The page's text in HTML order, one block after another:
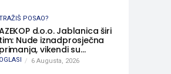
POSAO?
d.o.o. Jablanica širi
tim: Nude iznadprosječna
primanja, vikendi su
slobodni, traži se više
OGLASI 6 Augusta, 2026